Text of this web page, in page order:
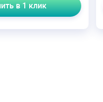
в 1 клик